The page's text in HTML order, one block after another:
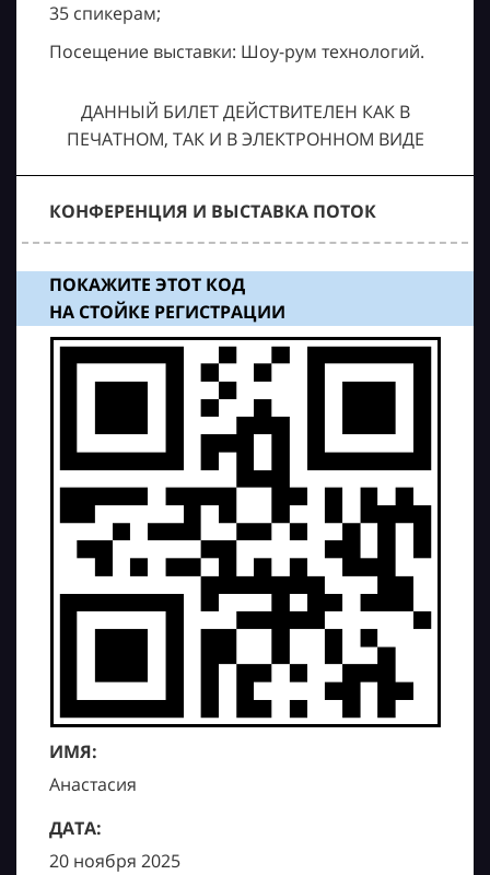
35 спикерам;
Посещение выставки: Шоу-рум технологий.
ДАННЫЙ БИЛЕТ ДЕЙСТВИТЕЛЕН КАК В
ПЕЧАТНОМ, ТАК И В ЭЛЕКТРОННОМ ВИДЕ
КОНФЕРЕНЦИЯ И ВЫСТАВКА ПОТОК
ПОКАЖИТЕ ЭТОТ КОД
НА СТОЙКЕ РЕГИСТРАЦИИ
ИМЯ:
Анастасия
ДАТА:
20 ноября 2025